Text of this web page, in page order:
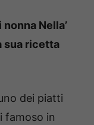
Nella’
sua ricetta
dei piatti
famoso in